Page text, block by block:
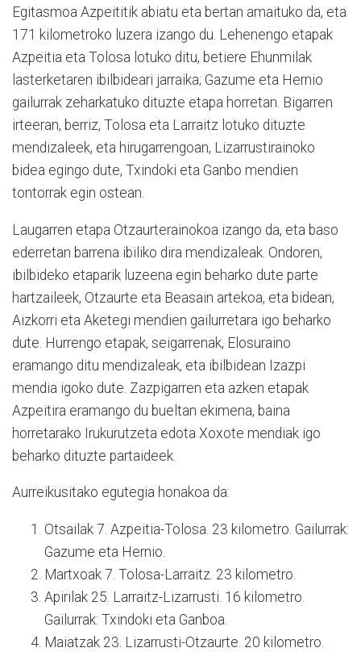
Egitasmoa Azpeititik abiatu eta bertan amaituko da, eta
171 kilometroko luzera izango du. Lehenengo etapak
Azpeitia eta Tolosa lotuko ditu, betiere Ehunmilak
lasterketaren ibilbideari jarraika; Gazume eta Hernio
gailurrak zeharkatuko dituzte etapa horretan. Bigarren
irteeran, berriz, Tolosa eta Larraitz lotuko dituzte
mendizaleek, eta hirugarrengoan, Lizarrustirainoko
bidea egingo dute, Txindoki eta Ganbo mendien
tontorrak egin ostean.
Laugarren etapa Otzaurterainokoa izango da, eta baso
ederretan barrena ibiliko dira mendizaleak. Ondoren,
ibilbideko etaparik luzeena egin beharko dute parte
hartzaileek, Otzaurte eta Beasain artekoa, eta bidean,
Aizkorri eta Aketegi mendien gailurretara igo beharko
dute. Hurrengo etapak, seigarrenak, Elosuraino
eramango ditu mendizaleak, eta ibilbidean Izazpi
mendia igoko dute. Zazpigarren eta azken etapak
Azpeitira eramango du bueltan ekimena, baina
horretarako Irukurutzeta edota Xoxote mendiak igo
beharko dituzte partaideek.
Aurreikusitako egutegia honakoa da:
Otsailak 7. Azpeitia-Tolosa. 23 kilometro. Gailurrak:
Gazume eta Hernio.
Martxoak 7. Tolosa-Larraitz. 23 kilometro.
Apirilak 25. Larraitz-Lizarrusti. 16 kilometro.
Gailurrak: Txindoki eta Ganboa.
Maiatzak 23. Lizarrusti-Otzaurte. 20 kilometro.